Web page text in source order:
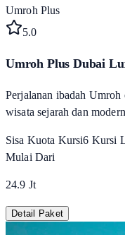
Umroh Plus
5.0
Umroh Plus Dubai
Perjalanan ibadah
wisata sejarah dan
Sisa Kuota Kursi6 Kursi
Mulai Dari
24.9 Jt
Detail Paket